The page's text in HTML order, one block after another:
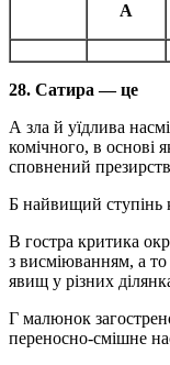
А
28. Сатира —це
А зла й уїдлива
комічного, в основі
сповнений
Б найвищий ступінь
В гостра критика
з висміюванням, а
явищ у різних
Г малюнок
переносно-смішне